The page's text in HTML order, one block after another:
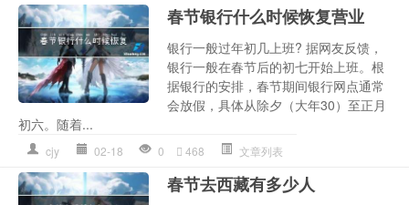
春节银行什么时候恢复营业
银行一般过年初几上班? 据网友反馈，
银行一般在春节后的初七开始上班。根
据银行的安排，春节期间银行网点通常
会放假，具体从除夕（大年30）至正月
初六。随着...
cjy 02-18 0 468 文章列表
春节去西藏有多少人